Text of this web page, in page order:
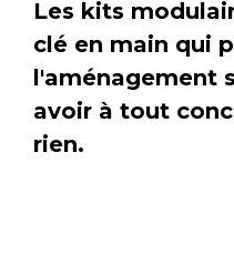
Les kits
clé en main qui
l'aménagement
avoir à tout
rien.